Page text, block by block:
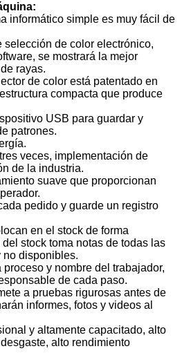
informático simple es muy fácil de
selección de color electrónico,
se mostrará la mejor
rayas.
de color está patentado en
compacta que produce
USB para guardar y
patrones.
veces, implementación de
de la industria.
suave que proporcionan
pedido y guarde un registro
en el stock de forma
stock toma notas de todas las
disponibles.
proceso y nombre del trabajador,
de cada paso.
a pruebas rigurosas antes de
informes, fotos y videos al
y altamente capacitado, alto
alto rendimiento